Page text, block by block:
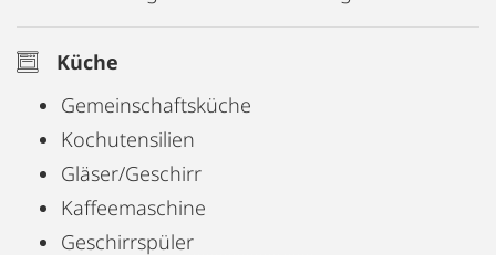
Besuche nur nach Vereinbarung gestattet.
Übernachtungsgäste nur nach Absprache und
gegen Unkostenbeteiligung pro Person und
Nacht gestattet.
Küche
Gemeinschaftsküche
Kochutensilien
Gläser/Geschirr
Kaffeemaschine
Geschirrspüler